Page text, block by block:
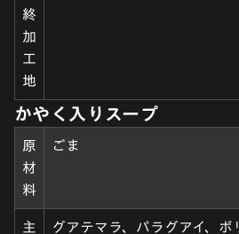
終
加
工
地
かやく入りスープ
原
材
料
ごま
主
グアテマラ、パラグアイ、ボ